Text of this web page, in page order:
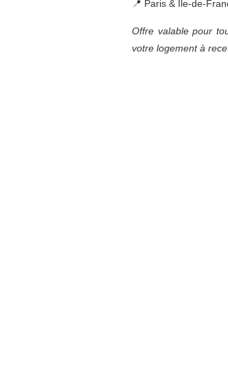
📍 Paris & Île-de-
Offre valable pour
votre logement à